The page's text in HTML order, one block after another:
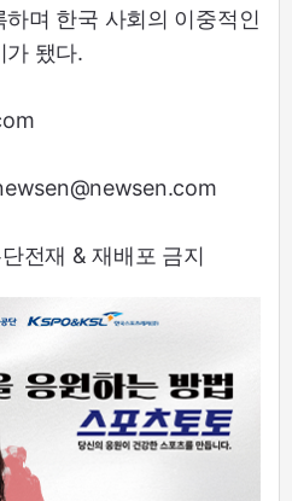
며 한국 사회의 이중적인
가 됐다.
전재 & 재배포 금지